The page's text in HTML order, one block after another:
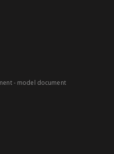
- model document